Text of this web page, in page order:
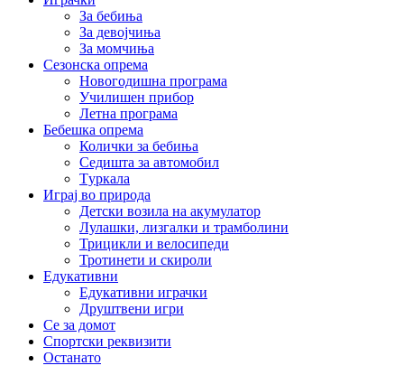
За бебиња
За девојчиња
За момчиња
Сезонска опрема
Новогодишна програма
Училишен прибор
Летна програма
Бебешка опрема
Колички за бебиња
Седишта за автомобил
Tуркала
Играј во природа
Детски возила на акумулатор
Лулашки, лизгалки и трамболини
Трицикли и велосипеди
Тротинети и скироли
Едукативни
Едукативни играчки
Друштвени игри
Се за домот
Спортски реквизити
Останато